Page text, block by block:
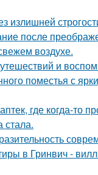
излишней
после
воздухе.
и
поместья с
где когда-то
стала.
в Гринвич -